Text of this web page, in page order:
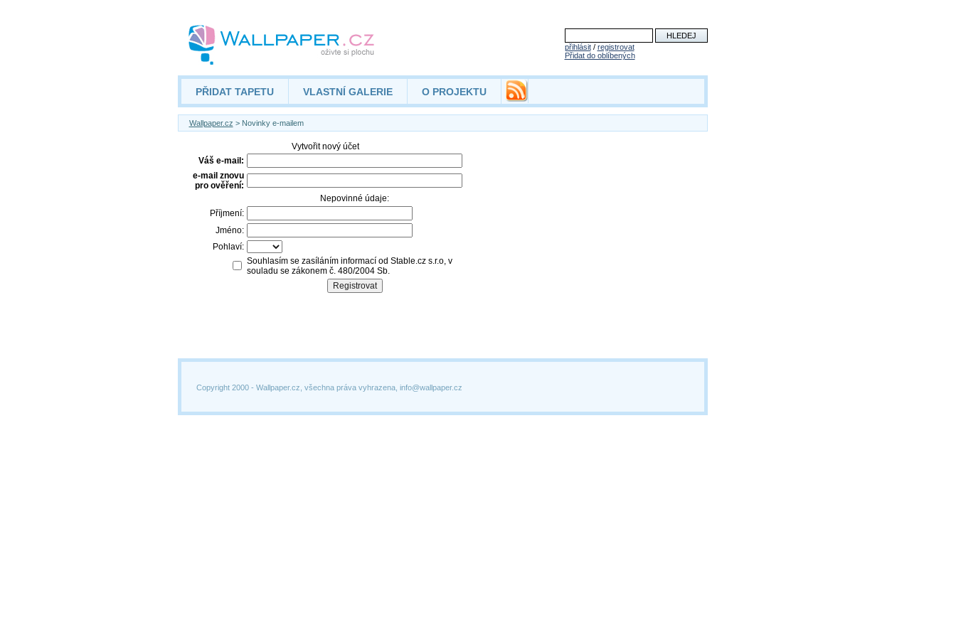
přihlásit/ registrovat
Přidat do oblíbených
PŘIDAT TAPETU VLASTNÍ GALERIE O PROJEKTU
Wallpaper.cz > Novinky e-mailem
Copyright 2000 - Wallpaper.cz, všechna práva vyhrazena, info@wallpaper.cz